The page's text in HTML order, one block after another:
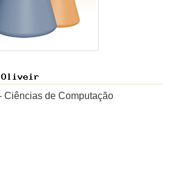
Ciências de Computação